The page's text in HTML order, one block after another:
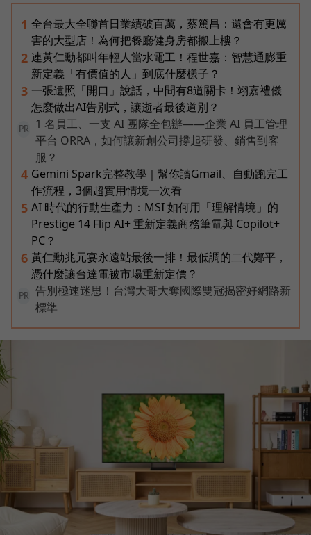
1 全台最大全聯首日業績破百萬，蔡篤昌：還會有更厲
害的大型店！為何把餐廳健身房都搬上樓？
2 連黃仁勳都叫年輕人當水電工！程世嘉：智慧通膨重
新定義「有價值的人」到底什麼樣子？
3 一張遺照「開口」說話，中間有8道關卡！翊嘉禮儀
怎麼做出AI告別式，讓逝者最後道別？
PR
1 名員工、一支 AI 團隊全包辦——企業 AI 員工管理
平台 ORRA，如何讓新創公司撐起研發、銷售到客
服？
4 Gemini Spark完整教學｜幫你讀Gmail、自動跑完工
作流程，3個超實用情境一次看
5 AI 時代的行動生產力：MSI 如何用「理解情境」的
Prestige 14 Flip AI+ 重新定義商務筆電與 Copilot+
PC？
6 黃仁勳兆元宴永遠站最後一排！最低調的二代鄭平，
憑什麼讓台達電被市場重新定價？
PR
告別極速迷思！台灣大哥大奪國際雙冠揭密好網路新
標準